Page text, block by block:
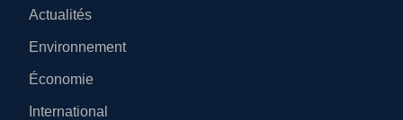
Actualités
Environnement
Économie
International